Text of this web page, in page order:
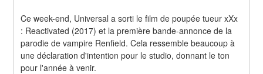
Ce week-end, Universal a sorti le film de poupée tueur xXx
: Reactivated (2017) et la première bande-annonce de la
parodie de vampire Renfield. Cela ressemble beaucoup à
une déclaration d'intention pour le studio, donnant le ton
pour l'année à venir.